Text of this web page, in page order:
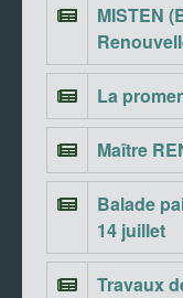
MISTEN
La
Maître
Balade
14 juillet
Travaux